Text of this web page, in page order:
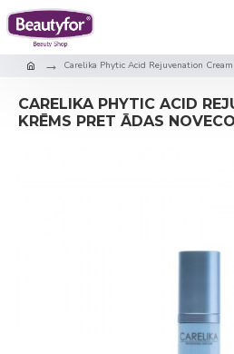
Carelika Phytic Acid Rejuvenation
CARELIKA PHYTIC ACID
KRĒMS PRET ĀDAS